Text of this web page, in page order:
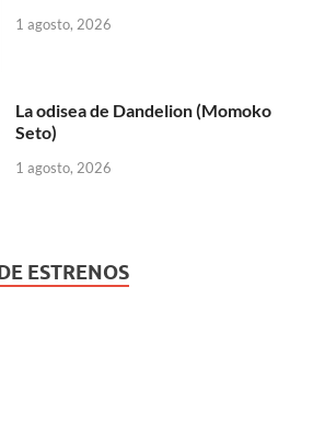
1 agosto, 2026
La odisea de Dandelion (Momoko
Seto)
1 agosto, 2026
ESTRENOS